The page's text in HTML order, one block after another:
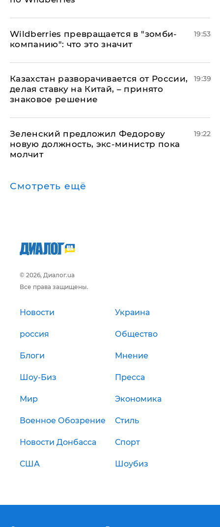
Wildberries превращается в "зомби-
компанию": что это значит
19:53
Казахстан разворачивается от России,
делая ставку на Китай, – принято
знаковое решение
19:39
Зеленский предложил Федорову
новую должность, экс-министр пока
молчит
19:22
Смотреть ещё
© 2026, Диалог.ua
Все права защищены.
Новости Украина
россия Общество
Блоги Мнение
Шоу-Биз Пресса
Мир Экономика
Военное Обозрение Стиль
Новости Донбасса Спорт
США Шоубиз